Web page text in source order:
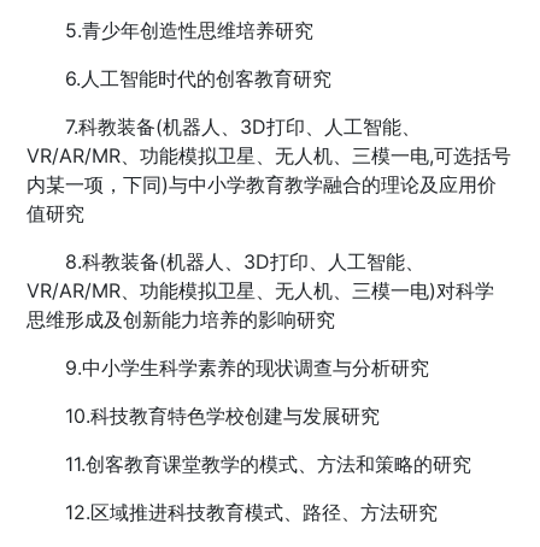
5.青少年创造性思维培养研究
6.人工智能时代的创客教育研究
7.科教装备(机器人、3D打印、人工智能、
VR/AR/MR、功能模拟卫星、无人机、三模一电,可选括号
内某一项，下同)与中小学教育教学融合的理论及应用价
值研究
8.科教装备(机器人、3D打印、人工智能、
VR/AR/MR、功能模拟卫星、无人机、三模一电)对科学
思维形成及创新能力培养的影响研究
9.中小学生科学素养的现状调查与分析研究
10.科技教育特色学校创建与发展研究
11.创客教育课堂教学的模式、方法和策略的研究
12.区域推进科技教育模式、路径、方法研究